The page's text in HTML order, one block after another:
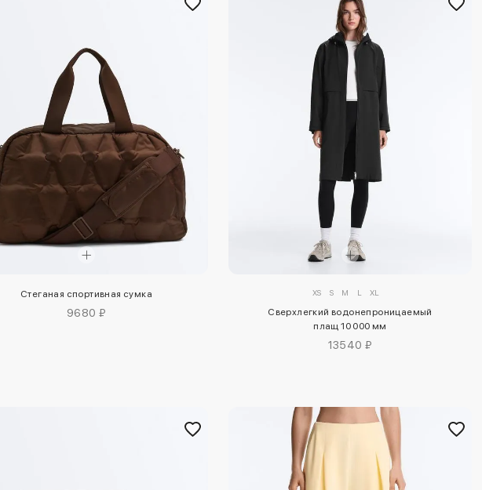
Стеганая спортивная сумка
9680 ₽
XS S M L XL
Сверхлегкий водонепроницаемый
плащ 10 000 мм
13540 ₽